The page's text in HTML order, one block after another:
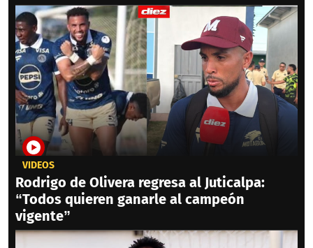
VIDEOS
Rodrigo de Olivera regresa al Juticalpa:
“Todos quieren ganarle al campeón
vigente”